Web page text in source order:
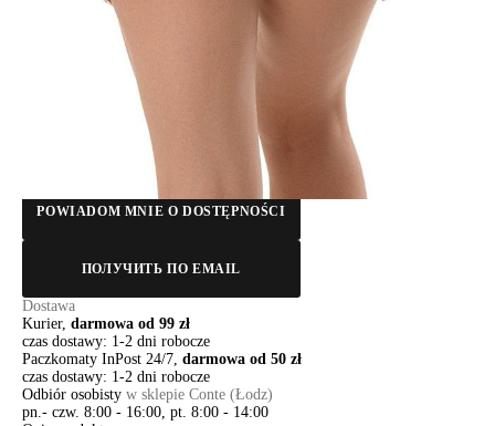
DODAJ DO KOSZYKA
Jak złożyć zamówienie
POWIADOM MNIE O DOSTĘPNOŚCI
ПОЛУЧИТЬ ПО EMAIL
Dostawa
Kurier, darmowa od 99 zł
czas dostawy: 1-2 dni robocze
Paczkomaty InPost 24/7, darmowa od 50 zł
czas dostawy: 1-2 dni robocze
Odbiór osobisty w sklepie Conte (Łodz)
pn.- czw. 8:00 - 16:00, pt. 8:00 - 14:00